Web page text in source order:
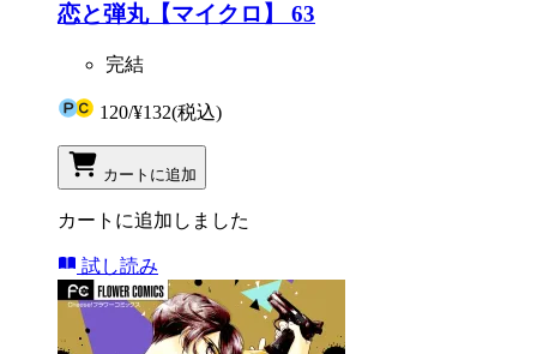
恋と弾丸【マイクロ】 63
完結
120/¥132(税込)
カートに追加
カートに追加しました
試し読み